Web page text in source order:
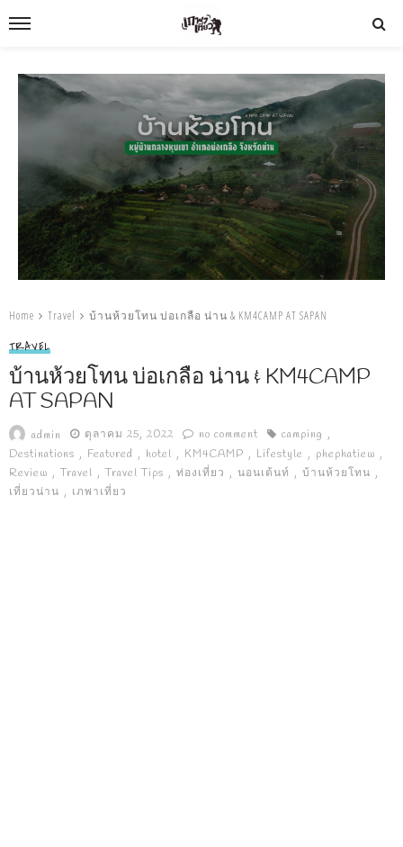
Home Travel บ้านห้วยโทน บ่อเกลือ น่าน & KM4CAMP AT SAPAN
TRAVEL
บ้านห้วยโทน บ่อเกลือ น่าน & KM4CAMP
AT SAPAN
admin ตุลาคม 25, 2022 no comment
camping
Destinations
Featured hotel KM4CAMP Lifestyle
phephatiew
Review
Travel Travel Tips ท่องเที่ยว นอนเต้นท์
บ้านห้วยโทน
เที่ยวน่าน
เภพาเที่ยว